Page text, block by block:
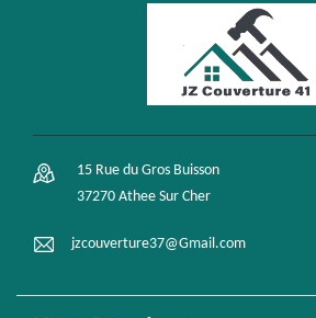
15 Rue du Gros Buisson
37270 Athee Sur Cher
jzcouverture37@Gmail.com